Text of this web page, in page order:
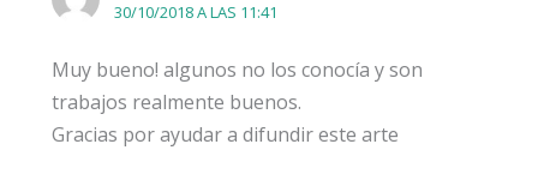
30/10/2018 A LAS 11:41
Muy bueno! algunos no los conocía y son
trabajos realmente buenos.
Gracias por ayudar a difundir este arte